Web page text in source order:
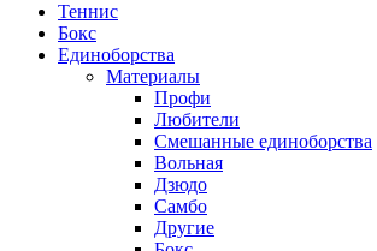
Теннис
Бокс
Единоборства
Материалы
Профи
Любители
Смешанные единоборства
Вольная
Дзюдо
Самбо
Другие